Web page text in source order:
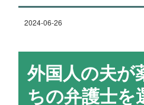
2024-06-26
外国人の夫が
ちの弁護士を